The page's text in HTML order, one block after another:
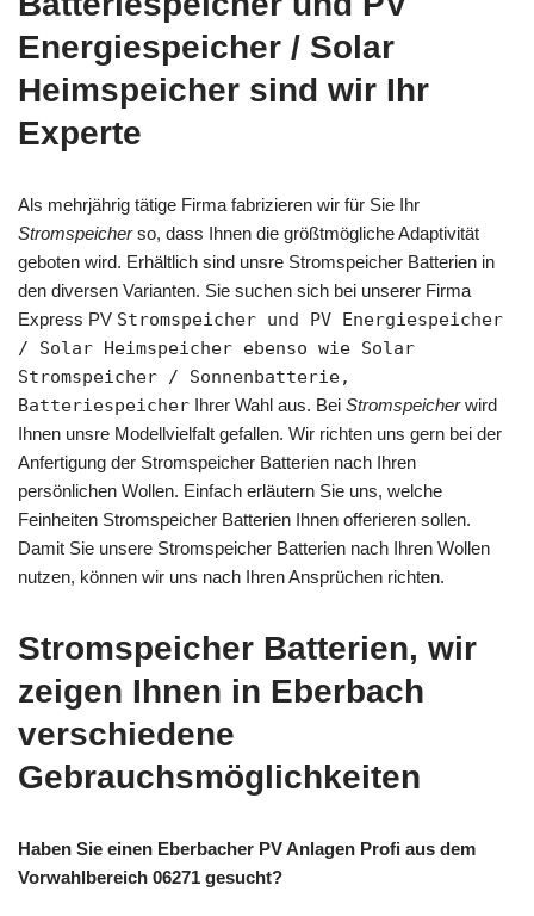
Energiespeicher / Solar
Heimspeicher sind wir Ihr
Experte
Als mehrjährig tätige Firma fabrizieren wir für Sie Ihr
Stromspeicherso, dass Ihnen die größtmögliche Adaptivität
geboten wird. Erhältlich sind unsre Stromspeicher Batterien in
den diversen Varianten. Sie suchen sich bei unserer Firma
Express PV Stromspeicher und PV Energiespeicher
/ Solar Heimspeicher ebenso wie Solar
Stromspeicher / Sonnenbatterie,
Batteriespeicher Ihrer Wahl aus. Bei Stromspeicherwird
Ihnen unsre Modellvielfalt gefallen. Wir richten uns gern bei der
Anfertigung der Stromspeicher Batterien nach Ihren
persönlichen Wollen. Einfach erläutern Sie uns, welche
Feinheiten Stromspeicher Batterien Ihnen offerieren sollen.
Damit Sie unsere Stromspeicher Batterien nach Ihren Wollen
nutzen, können wir uns nach Ihren Ansprüchen richten.
Stromspeicher Batterien, wir
zeigen Ihnen in Eberbach
verschiedene
Gebrauchsmöglichkeiten
Haben Sie einen Eberbacher PV Anlagen Profi aus dem
Vorwahlbereich 06271 gesucht?